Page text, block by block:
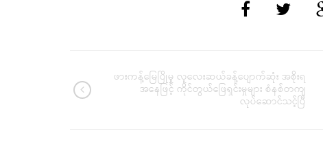
ဖားကန့်မြေပြိုမှု လူလေးဆယ်ခန့်ပျောက်ဆုံး အစိုးရ
အနေဖြင့် ကိုင်တွယ်ဖြေရှင်းမှုများ စံနစ်တကျ
လုပ်ဆောင်သင့်ပြီ